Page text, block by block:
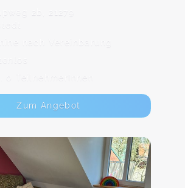
2b, 21279
nach Vereinbarung
0 TeilnehmerInnen
Zum Angebot